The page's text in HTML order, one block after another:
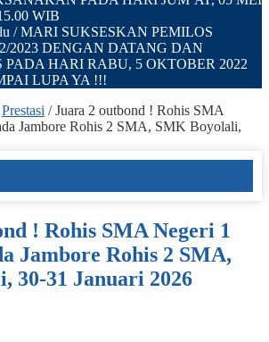
WIB
/ MARI SUKSESKAN PEMILOS
2023 DENGAN DATANG DAN
PADA HARI RABU, 5 OKTOBER 2022
LUPA YA !!!
Prestasi /Juara 2 outbond ! Rohis SMA
Jambore Rohis 2 SMA, SMK Boyolali,
! Rohis SMA Negeri 1
Jambore Rohis 2 SMA,
30-31 Januari 2026